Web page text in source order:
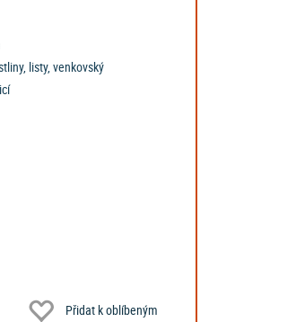
listy, venkovský
Přidat k oblíbeným